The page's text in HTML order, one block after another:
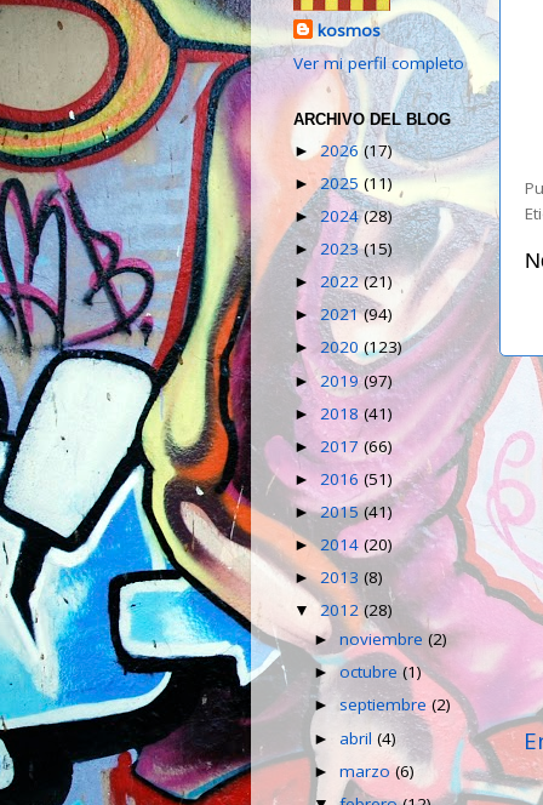
kosmos
Ver mi perfil completo
ARCHIVO DEL BLOG
►2026 (17)
►2025 (11)
►2024(28)
►2023(15)
► 2022(21)
► 2021(94)
► 2020(123)
►2019(97)
► 2018(41)
► 2017 (66)
► 2016 (51)
►2015(41)
►2014 (20)
►2013 (8)
▼ 2012(28)
►noviembre(2)
►octubre(1)
►septiembre(2)
► abril(4)
►marzo(6)